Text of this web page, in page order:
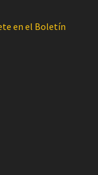
en el Boletín